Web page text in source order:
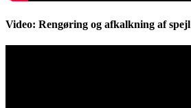
Video: Rengøring og afkalkning af spejl